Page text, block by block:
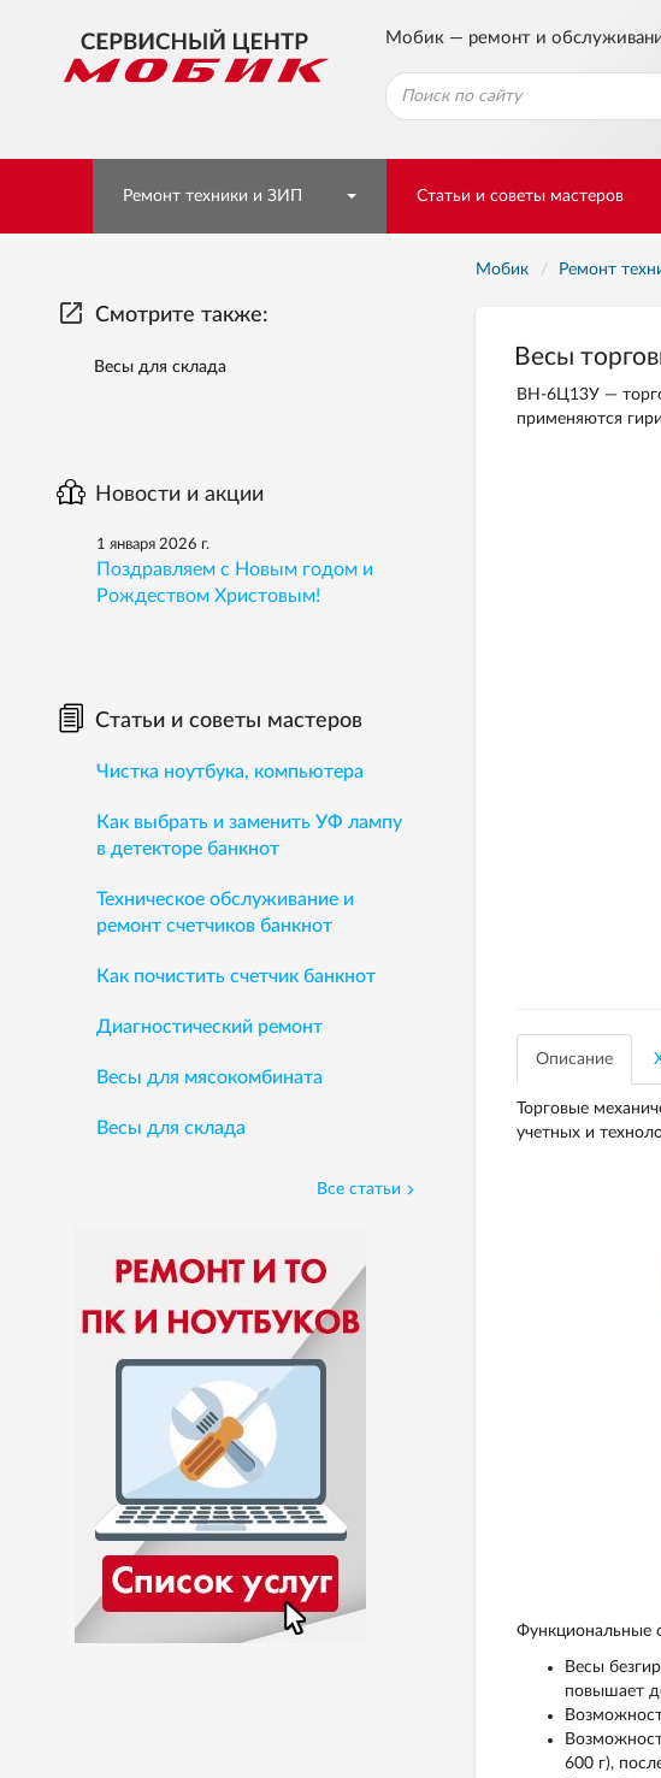
Мобик — ремонт и
Ремонт техники и ЗИП Статьи и советы мастеров
Мобик Ремонт
Весы
ВН-6Ц13У —
применяются
Описание
Торговые
учетных и
Функциональные
Весы
повышает
600 г),
launch Смотрите также:
Весы для склада
Новости и акции
1 января 2026 г.
Поздравляем с Новым годом и
Рождеством Христовым!
Статьи и советы мастеров
Чистка ноутбука, компьютера
Как выбрать и заменить УФ лампу
в детекторе банкнот
Техническое обслуживание и
ремонт счетчиков банкнот
Как почистить счетчик банкнот
Диагностический ремонт
Весы для мясокомбината
Весы для склада
Все статьи